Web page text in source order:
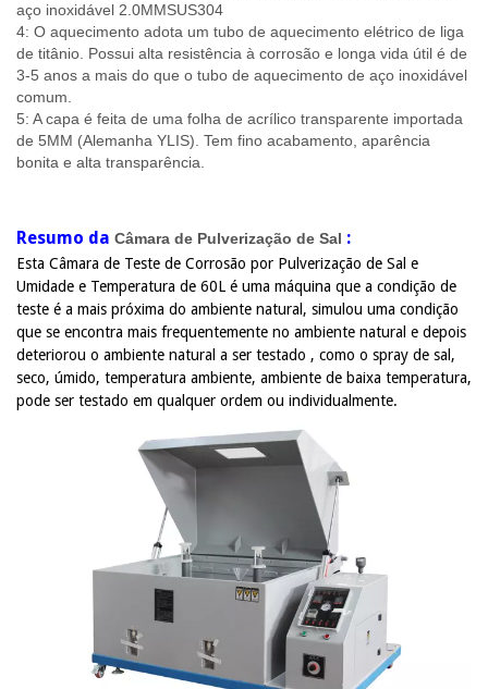
aço inoxidável 2.0MMSUS304
4: O aquecimento adota um tubo de aquecimento elétrico de liga
de titânio. Possui alta resistência à corrosão e longa vida útil é de
3-5 anos a mais do que o tubo de aquecimento de aço inoxidável
comum.
5: A capa é feita de uma folha de acrílico transparente importada
de 5MM (Alemanha YLIS). Tem fino acabamento, aparência
bonita e alta transparência.
Resumo da Câmara de Pulverização de Sal :
Esta Câmara de Teste de Corrosão por Pulverização de Sal e
Umidade e Temperatura de 60L é uma máquina que a condição de
teste é a mais próxima do ambiente natural, simulou uma condição
que se encontra mais frequentemente no ambiente natural e depois
deteriorou o ambiente natural a ser testado , como o spray de sal,
seco, úmido, temperatura ambiente, ambiente de baixa temperatura,
pode ser testado em qualquer ordem ou individualmente.